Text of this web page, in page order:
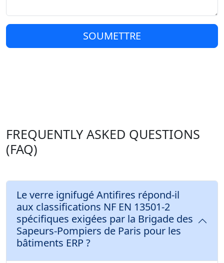
SOUMETTRE
FREQUENTLY ASKED QUESTIONS
(FAQ)
Le verre ignifugé Antifires répond-il
aux classifications NF EN 13501-2
spécifiques exigées par la Brigade des
Sapeurs-Pompiers de Paris pour les
bâtiments ERP ?